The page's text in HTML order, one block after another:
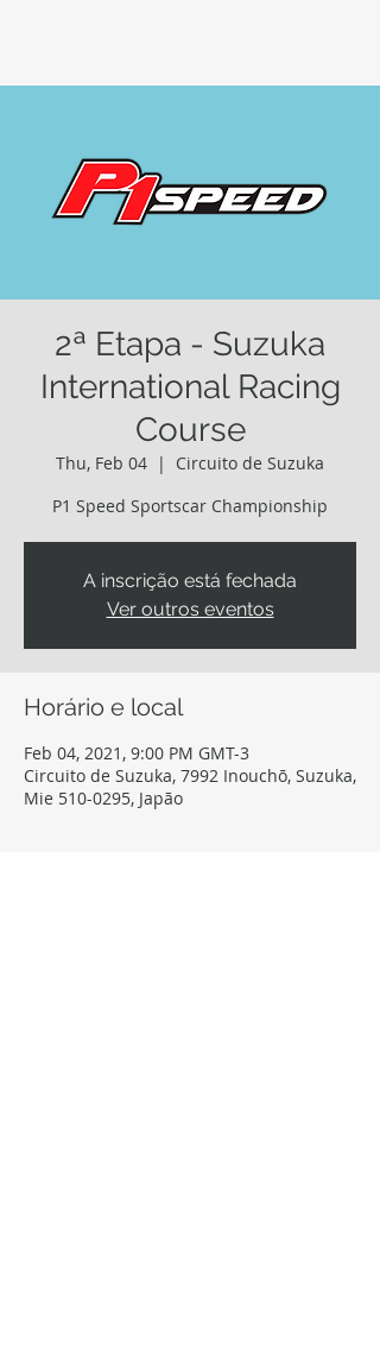
2ª Etapa - Suzuka
International Racing
Course
Thu, Feb 04
  |
Circuito de Suzuka
P1 Speed Sportscar Championship
A inscrição está fechada
Ver outros eventos
Horário e local
Feb 04, 2021, 9:00 PM GMT-3
Circuito de Suzuka, 7992 Inouchō, Suzuka,
Mie 510-0295, Japão